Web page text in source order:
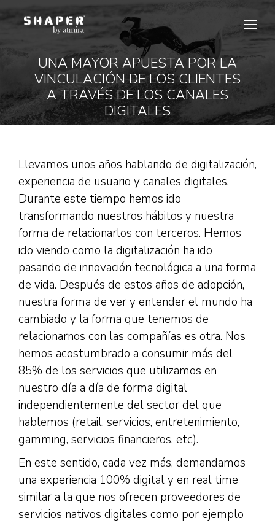
UNA MAYOR APUESTA POR LA
VINCULACIÓN DE LOS CLIENTES
A TRAVÉS DE LOS CANALES
DIGITALES
Estás aquí:
Llevamos unos años hablando de digitalización,
experiencia de usuario y canales digitales.
Durante este tiempo hemos ido
transformando nuestros hábitos y nuestra
forma de relacionarlos con terceros. Hemos
ido viendo como la digitalización ha ido
pasando de innovación tecnológica a una forma
de vida. Después de estos años de adopción,
nuestra forma de ver y entender el mundo ha
cambiado y la forma que tenemos de
relacionarnos con las compañías es otra. Nos
hemos acostumbrado a consumir más del
85% de los servicios que utilizamos en
nuestro día a día de forma digital
independientemente del sector del que
hablemos (retail, servicios, entretenimiento,
gamming, servicios financieros, etc).
En este sentido, cada vez más, demandamos
una experiencia 100% digital y en real time
similar a la que nos ofrecen proveedores de
servicios nativos digitales como por ejemplo